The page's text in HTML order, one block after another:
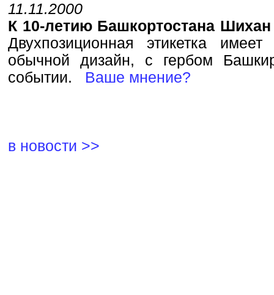
11.11.2000
К 10-летию Башкортостана
Двухпозиционная этикетка
обычной дизайн, с гербом
событии. Ваше мнение?
в новости >>